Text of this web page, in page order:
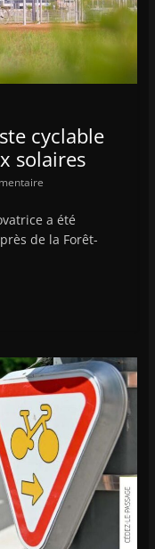
cyclable
solaires
a été
de la Forêt-